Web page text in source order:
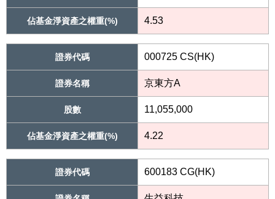
佔基金淨資產之權重(%) 4.53
證券代碼 000725 CS(HK)
證券名稱 京東方A
股數 11,055,000
佔基金淨資產之權重(%) 4.22
證券代碼 600183 CG(HK)